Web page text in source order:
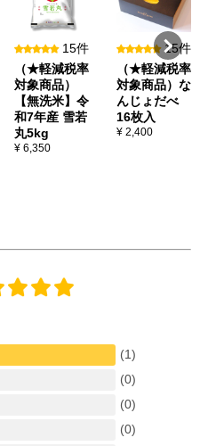
15件
（★軽減税率
対象商品）
【無洗米】令
和7年産 雪若
丸5kg
¥ 6,350
15件
（★軽減税率
対象商品）な
んじょだべ
16枚入
¥ 2,400
(1)
(0)
(0)
(0)